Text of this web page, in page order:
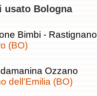
usato Bologna
Bimbi - Rastignano
(BO)
Ozzano
dell'Emilia (BO)